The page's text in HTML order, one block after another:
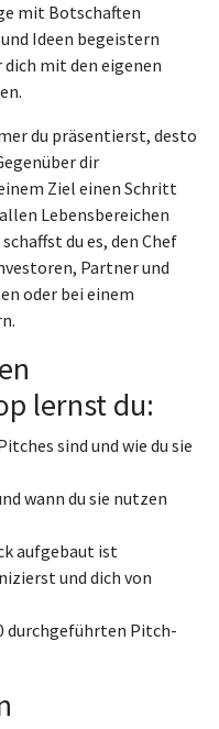
mit Botschaften
Ideen begeistern
mit den eigenen
du präsentierst, desto
dir
Ziel einen Schritt
Lebensbereichen
du es, den Chef
Partner und
oder bei einem
lernst du:
sind und wie du sie
wann du sie nutzen
aufgebaut ist
und dich von
durchgeführten Pitch-